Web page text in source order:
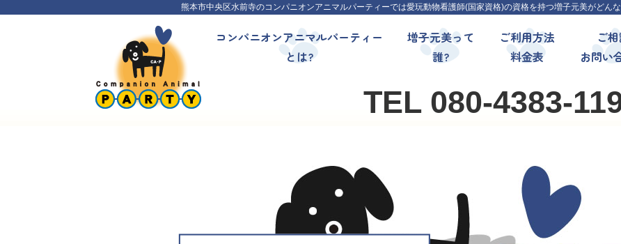
熊本市中央区水前寺のコンパニオンアニマルパーティーでは愛玩動物看護師(国家資格)の資格を持つ増子元美がどん
コンパニオンアニマルパーティー
とは?
増子元美って
誰?
ご利用方法
料金表
ご
お問い
TEL 080-4383-